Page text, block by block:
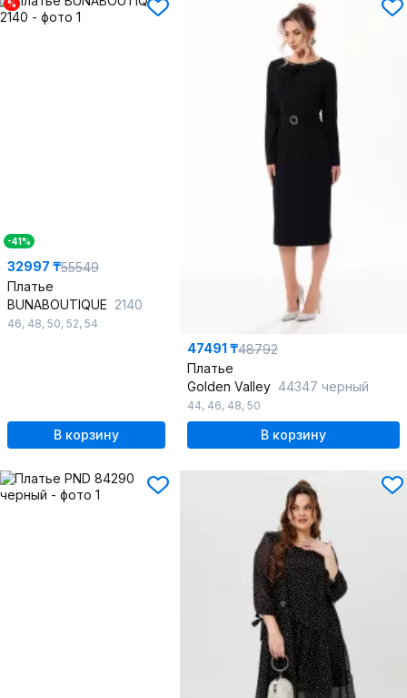
%
-41%
32997 ₸55549
Платье
BUNABOUTIQUE 2140
46, 48, 50, 52, 54
В корзину
47491 ₸48792
Платье
Golden Valley 44347 черный
44, 46, 48, 50
В корзину